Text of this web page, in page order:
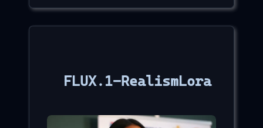
FLUX.1-RealismLora